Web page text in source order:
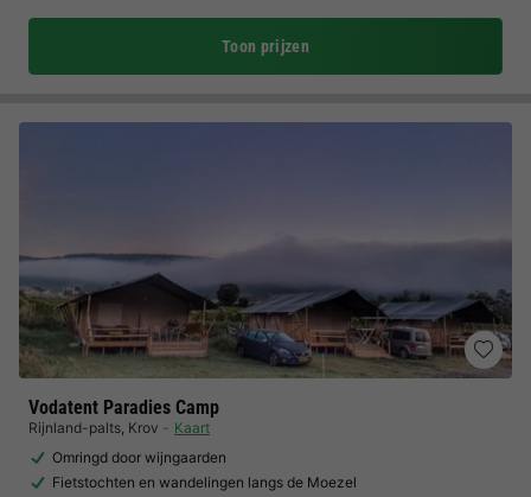
Toon prijzen
Vodatent Paradies Camp
Rijnland-palts, Krov
Kaart
Omringd door wijngaarden
Fietstochten en wandelingen langs de Moezel